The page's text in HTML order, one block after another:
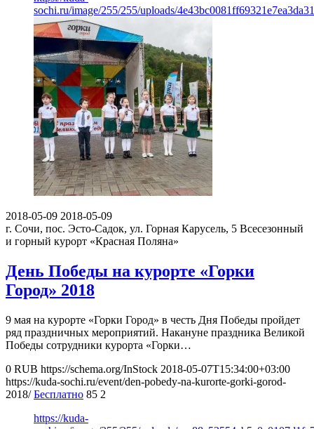
sochi.ru/image/255/255/uploads/
2018-05-09 2018-05-09
г. Сочи, пос. Эсто-Садок, ул. Горная Карусель, 5 Всесезонный
и горный курорт «Красная Поляна»
День Победы на курорте «Горки
Город» 2018
9 мая на курорте «Горки Город» в честь Дня Победы пройдет
ряд праздничных мероприятий. Накануне праздника Великой
Победы сотрудники курорта «Горки…
0 RUB https://schema.org/InStock 2018-05-07T15:34:00+03:00
https://kuda-sochi.ru/event/den-pobedy-na-kurorte-gorki-gorod-
2018/ Бесплатно 85 2
https://kuda-